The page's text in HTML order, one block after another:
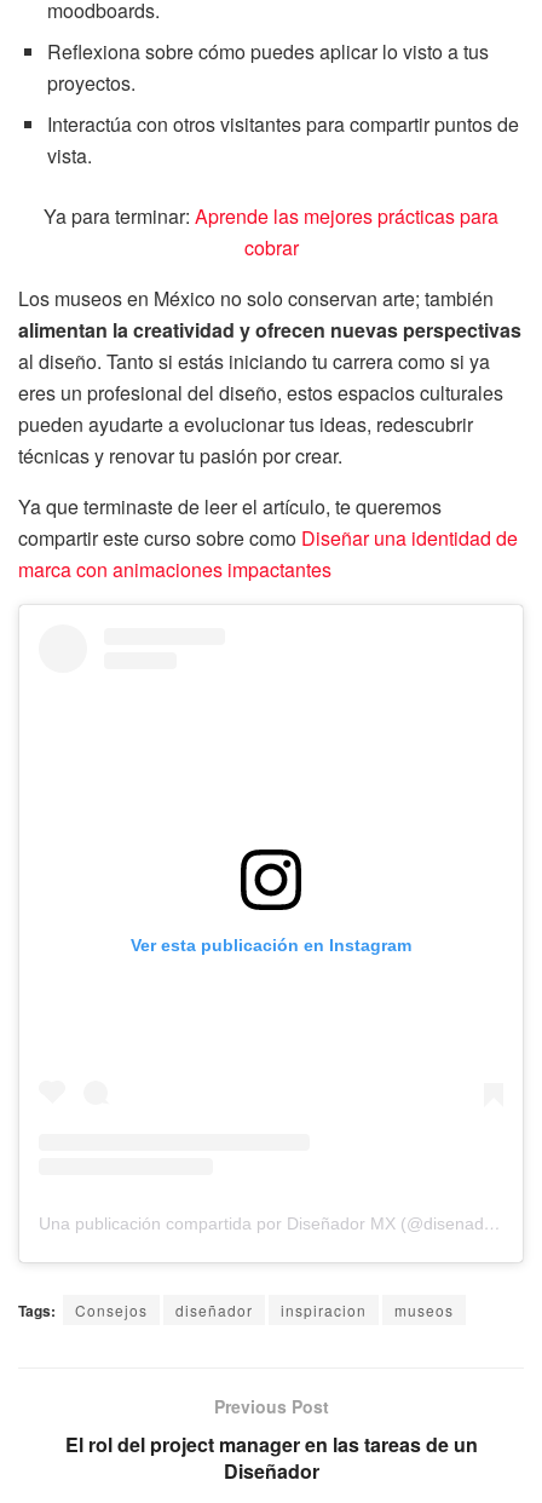
moodboards.
Reflexiona sobre cómo puedes aplicar lo visto a tus
proyectos.
Interactúa con otros visitantes para compartir puntos de
vista.
Ya para terminar: Aprende las mejores prácticas para
cobrar
Los museos en México no solo conservan arte; también
alimentan la creatividad y ofrecen nuevas perspectivas
al diseño. Tanto si estás iniciando tu carrera como si ya
eres un profesional del diseño, estos espacios culturales
pueden ayudarte a evolucionar tus ideas, redescubrir
técnicas y renovar tu pasión por crear.
Ya que terminaste de leer el artículo, te queremos
compartir este curso sobre como Diseñar una identidad de
marca con animaciones impactantes
Ver esta publicación en Instagram
Una publicación compartida por Diseñador MX (@disenador.mx)
Tags: Consejos diseñador inspiracion museos
Previous Post
El rol del project manager en las tareas de un
Diseñador